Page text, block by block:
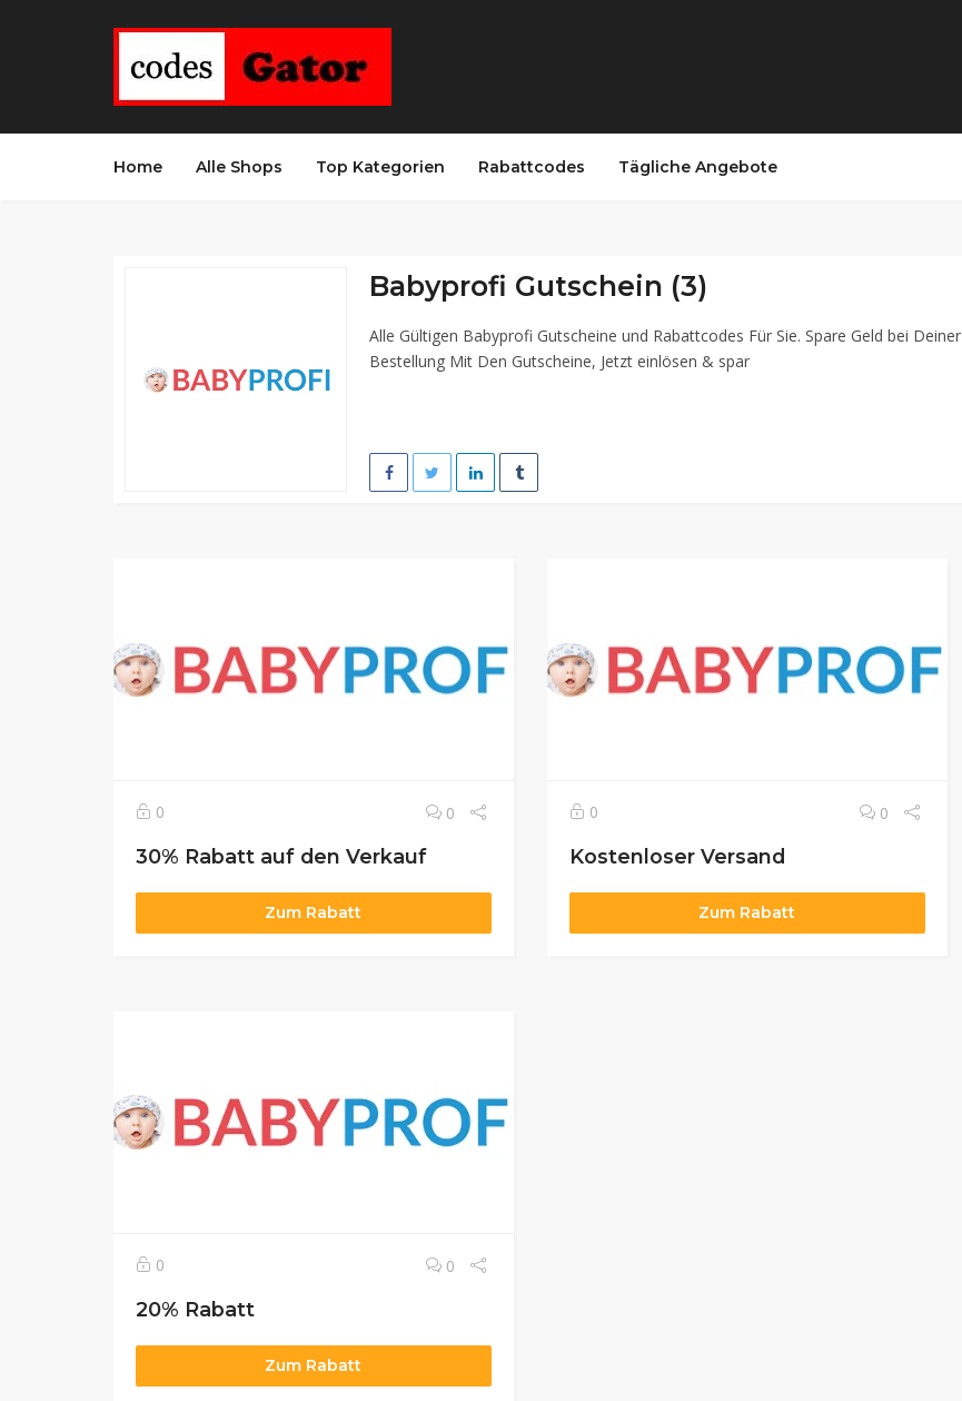
Home Alle Shops Top Kategorien Rabattcodes Tägliche Angebote
Babyprofi Gutschein (3)
Alle Gültigen Babyprofi Gutscheine und Rabattcodes Für Sie. Spare Geld bei Deiner
Bestellung Mit Den Gutscheine, Jetzt einlösen & spar
0 0
30% Rabatt auf den Verkauf
Zum Rabatt
0 0
Kostenloser Versand
Zum Rabatt
0 0
20% Rabatt
Zum Rabatt